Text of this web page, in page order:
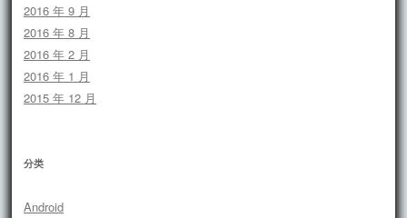
2016 年 9 月
2016 年 8 月
2016 年 2 月
2016 年 1 月
2015 年 12 月
分类
Android